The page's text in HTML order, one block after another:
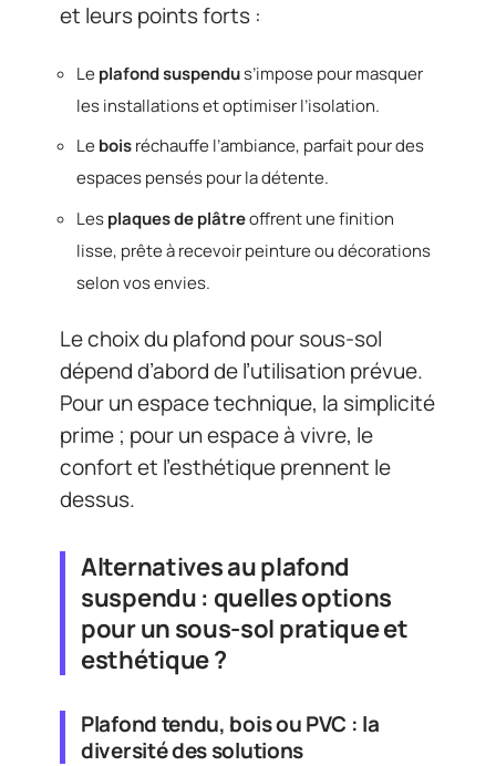
et leurs points forts :
Leplafond suspendus’impose pour masquer
les installations et optimiser l’isolation.
Leboisréchauffe l’ambiance, parfait pour des
espaces pensés pour la détente.
Lesplaques de plâtreoffrent une finition
lisse, prête à recevoir peinture ou décorations
selon vos envies.
Le choix du plafond pour sous-sol
dépend d’abord de l’utilisation prévue.
Pour un espace technique, la simplicité
prime ; pour un espace à vivre, le
confort et l’esthétique prennent le
dessus.
Alternatives au plafond
suspendu : quelles options
pour un sous-sol pratique et
esthétique ?
Plafond tendu, bois ou PVC : la
diversité des solutions